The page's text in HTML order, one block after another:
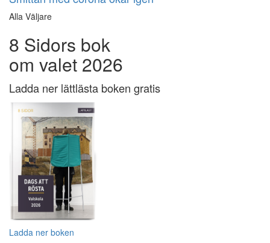
Alla Väljare
8 Sidors bok
om valet 2026
Ladda ner lättlästa boken gratis
Ladda ner boken